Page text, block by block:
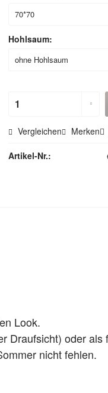
Hohlsaum:
Vergleichen Merken
Artikel-Nr.:
Look.
Draufsicht) oder
nicht fehlen.